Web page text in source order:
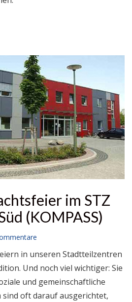
im STZ
(KOMPASS)
in unseren Stadtteilzentren
Und noch viel wichtiger: Sie
und gemeinschaftliche
sind oft darauf ausgerichtet,